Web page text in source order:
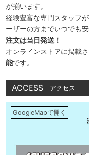
が揃います。
経験豊富な専門スタッフ
ーザーの方までいつでも
注文は当日発送！
オンラインストアに掲載
能です。
ACCESS アクセス
GoogleMapで開く